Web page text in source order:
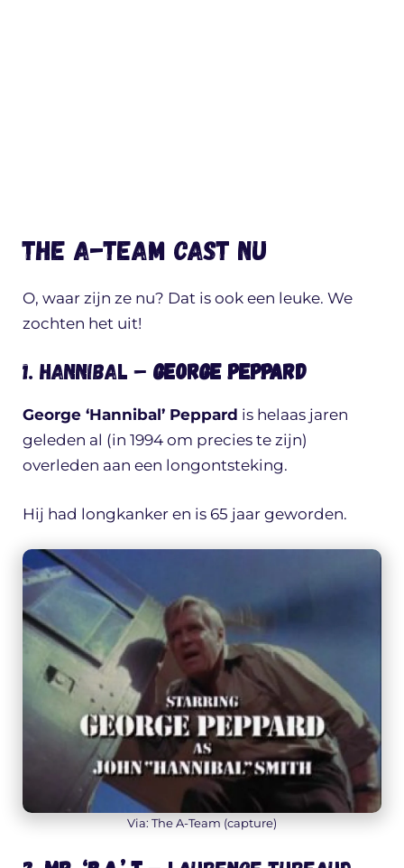
The A-team cast nu
O, waar zijn ze nu? Dat is ook een leuke. We
zochten het uit!
1. Hannibal – George Peppard
George ‘Hannibal’ Peppard is helaas jaren
geleden al (in 1994 om precies te zijn)
overleden aan een longontsteking.
Hij had longkanker en is 65 jaar geworden.
Via: The A-Team (capture)